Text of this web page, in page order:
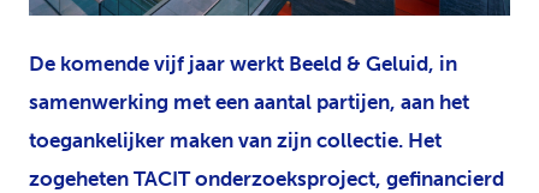
De komende vijf jaar werkt Beeld & Geluid, in
samenwerking met een aantal partijen, aan het
toegankelijker maken van zijn collectie. Het
zogeheten TACIT onderzoeksproject, gefinancierd